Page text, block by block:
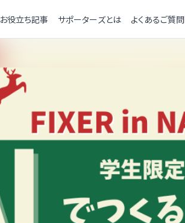
お役立ち記事 サポーターズとは よくあるご質問